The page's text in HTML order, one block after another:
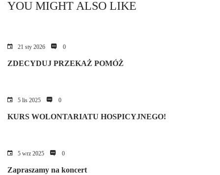
YOU MIGHT ALSO LIKE
21 sty 2026 0
ZDECYDUJ PRZEKAŻ POMÓŻ
5 lis 2025 0
KURS WOLONTARIATU HOSPICYJNEGO!
5 wrz 2025 0
Zapraszamy na koncert